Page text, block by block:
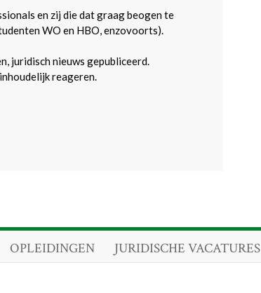
en zij die dat graag beogen te
WO en HBO, enzovoorts).
juridisch nieuws gepubliceerd.
reageren.
OPLEIDINGEN JURIDISCHE VACATURES